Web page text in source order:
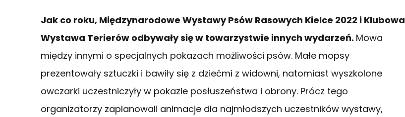
Jak co roku, Międzynarodowe Wystawy Psów Rasowych Kielce 2022 i Klubowa
Wystawa Terierów odbywały się w towarzystwie innych wydarzeń. Mowa
między innymi o specjalnych pokazach możliwości psów. Małe mopsy
prezentowały sztuczki i bawiły się z dziećmi z widowni, natomiast wyszkolone
owczarki uczestniczyły w pokazie posłuszeństwa i obrony. Prócz tego
organizatorzy zaplanowali animacje dla najmłodszych uczestników wystawy,